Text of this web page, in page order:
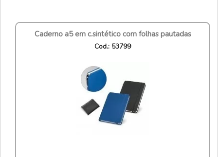
caderno a5 em c.sintético com folhas pautadas
cod.: 53799